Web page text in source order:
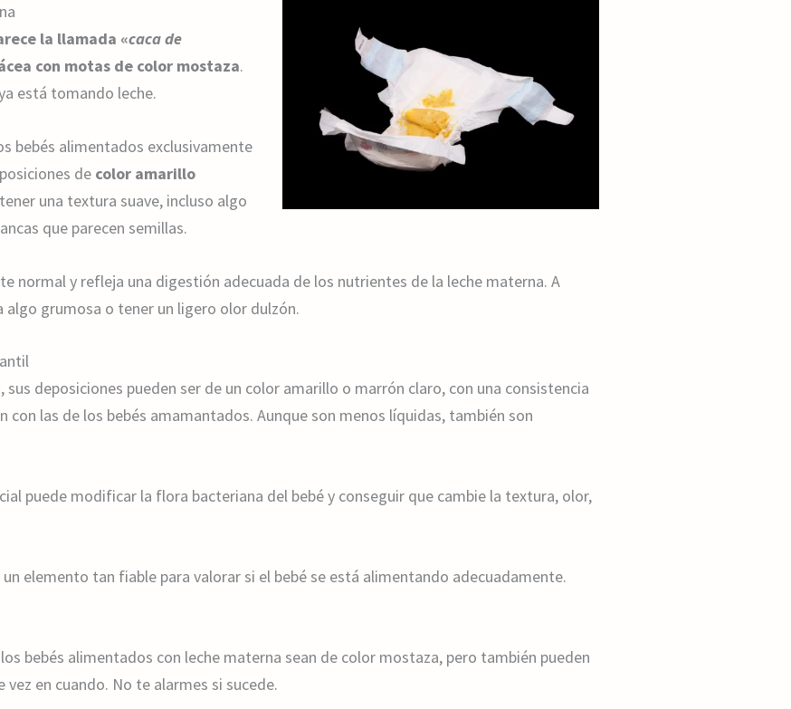
la llamada «caca de
con motas de color mostaza.
está tomando leche.
bebés alimentados exclusivamente
de color amarillo
una textura suave, incluso algo
que parecen semillas.
normal y refleja una digestión adecuada de los nutrientes de la leche materna. A
algo grumosa o tener un ligero olor dulzón.
deposiciones pueden ser de un color amarillo o marrón claro, con una consistencia
con las de los bebés amamantados. Aunque son menos líquidas, también son
puede modificar la flora bacteriana del bebé y conseguir que cambie la textura, olor,
un elemento tan fiable para valorar si el bebé se está alimentando adecuadamente.
bebés alimentados con leche materna sean de color mostaza, pero también pueden
en cuando. No te alarmes si sucede.